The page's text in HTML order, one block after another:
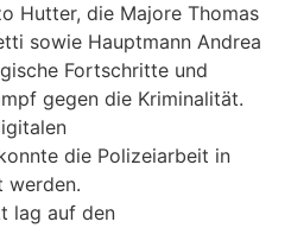
Hutter, die Majore Thomas
sowie Hauptmann Andrea
Fortschritte und
gegen die Kriminalität.
die Polizeiarbeit in
werden.
lag auf den